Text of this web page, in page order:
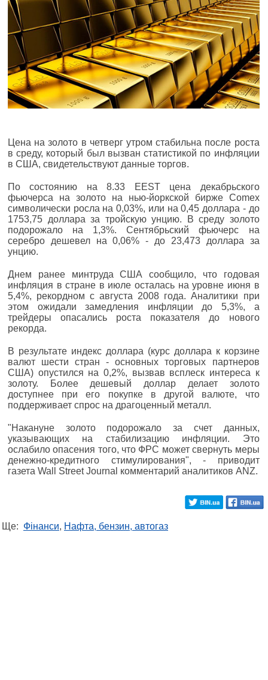
Цена на золото в четверг утром стабильна после роста
в среду, который был вызван статистикой по инфляции
в США, свидетельствуют данные торгов.
По состоянию на 8.33 EEST цена декабрьского
фьючерса на золото на нью-йоркской бирже Comex
символически росла на 0,03%, или на 0,45 доллара - до
1753,75 доллара за тройскую унцию. В среду золото
подорожало на 1,3%. Сентябрьский фьючерс на
серебро дешевел на 0,06% - до 23,473 доллара за
унцию.
Днем ранее минтруда США сообщило, что годовая
инфляция в стране в июле осталась на уровне июня в
5,4%, рекордном с августа 2008 года. Аналитики при
этом ожидали замедления инфляции до 5,3%, а
трейдеры опасались роста показателя до нового
рекорда.
В результате индекс доллара (курс доллара к корзине
валют шести стран - основных торговых партнеров
США) опустился на 0,2%, вызвав всплеск интереса к
золоту. Более дешевый доллар делает золото
доступнее при его покупке в другой валюте, что
поддерживает спрос на драгоценный металл.
"Накануне золото подорожало за счет данных,
указывающих на стабилизацию инфляции. Это
ослабило опасения того, что ФРС может свернуть меры
денежно-кредитного стимулирования", - приводит
газета Wall Street Journal комментарий аналитиков ANZ.
Ще: Фінанси, Нафта, бензин, автогаз